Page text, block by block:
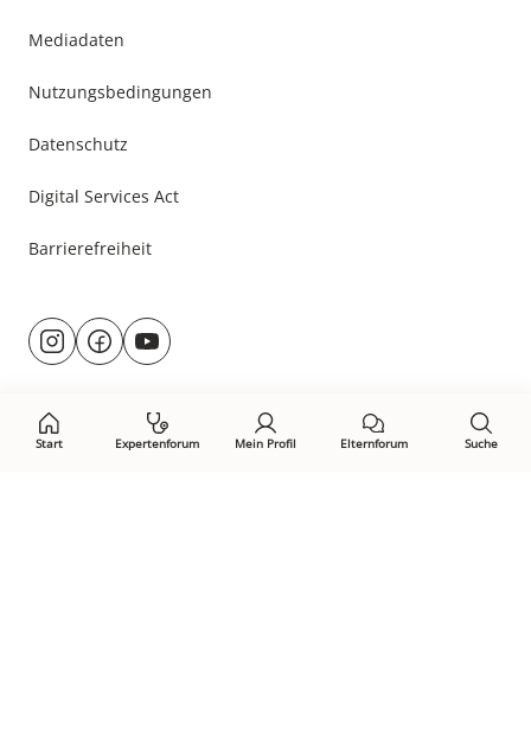
Start Expertenforum Mein Profil Elternforum Suche
Mediadaten
Nutzungsbedingungen
Datenschutz
Digital Services Act
Barrierefreiheit
Besuche
uns@rund.ums.baby
facebook.com/rundumsbaby.de
youtube.com/@rundumsbaby_